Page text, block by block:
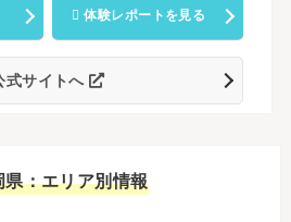
体験レポートを見る
式サイトへ
：エリア別情報